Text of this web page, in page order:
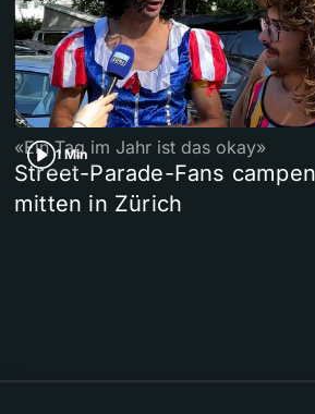
1 Min
«Ein Tag im Jahr ist das okay»
Street-Parade-Fans campen
mitten in Zürich